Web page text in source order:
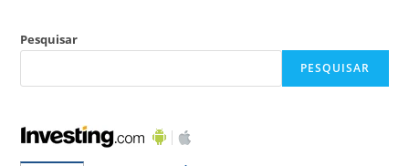
Pesquisar
PESQUISAR